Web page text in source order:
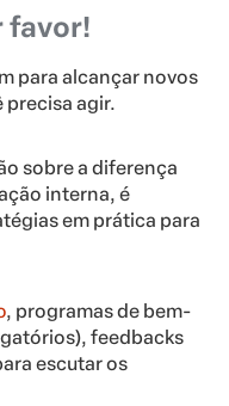
favor!
para alcançar novos
precisa agir.
sobre a diferença
interna, é
em prática para
, programas de bem-
feedbacks
escutar os